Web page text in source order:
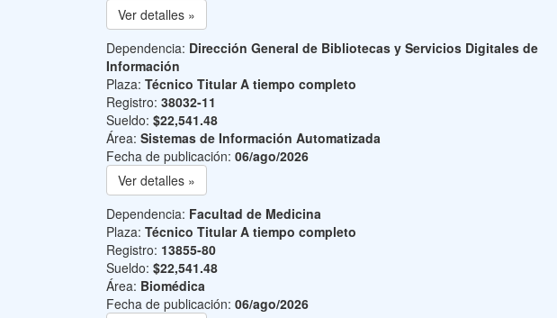
Ver detalles »
Dependencia: Dirección General de Bibliotecas y Servicios Digitales de
Información
Plaza: Técnico Titular A tiempo completo
Registro: 38032-11
Sueldo: $22,541.48
Área: Sistemas de Información Automatizada
Fecha de publicación: 06/ago/2026
Ver detalles »
Dependencia: Facultad de Medicina
Plaza: Técnico Titular A tiempo completo
Registro: 13855-80
Sueldo: $22,541.48
Área: Biomédica
Fecha de publicación: 06/ago/2026